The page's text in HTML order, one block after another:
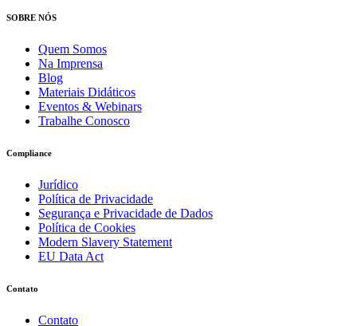
SOBRE NÓS
Quem Somos
Na Imprensa
Blog
Materiais Didáticos
Eventos & Webinars
Trabalhe Conosco
Compliance
Jurídico
Política de Privacidade
Segurança e Privacidade de Dados
Política de Cookies
Modern Slavery Statement
EU Data Act
Contato
Contato